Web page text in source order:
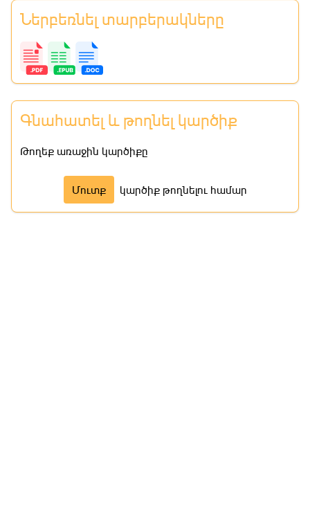
Ներբեռնել տարբերակները
Գնահատել և թողնել կարծիք
Թողեք առաջին կարծիքը
Մուտք կարծիք թողնելու համար